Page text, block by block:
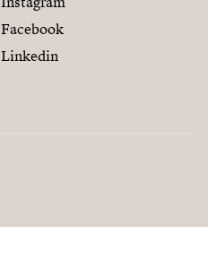
Facebook
Linkedin